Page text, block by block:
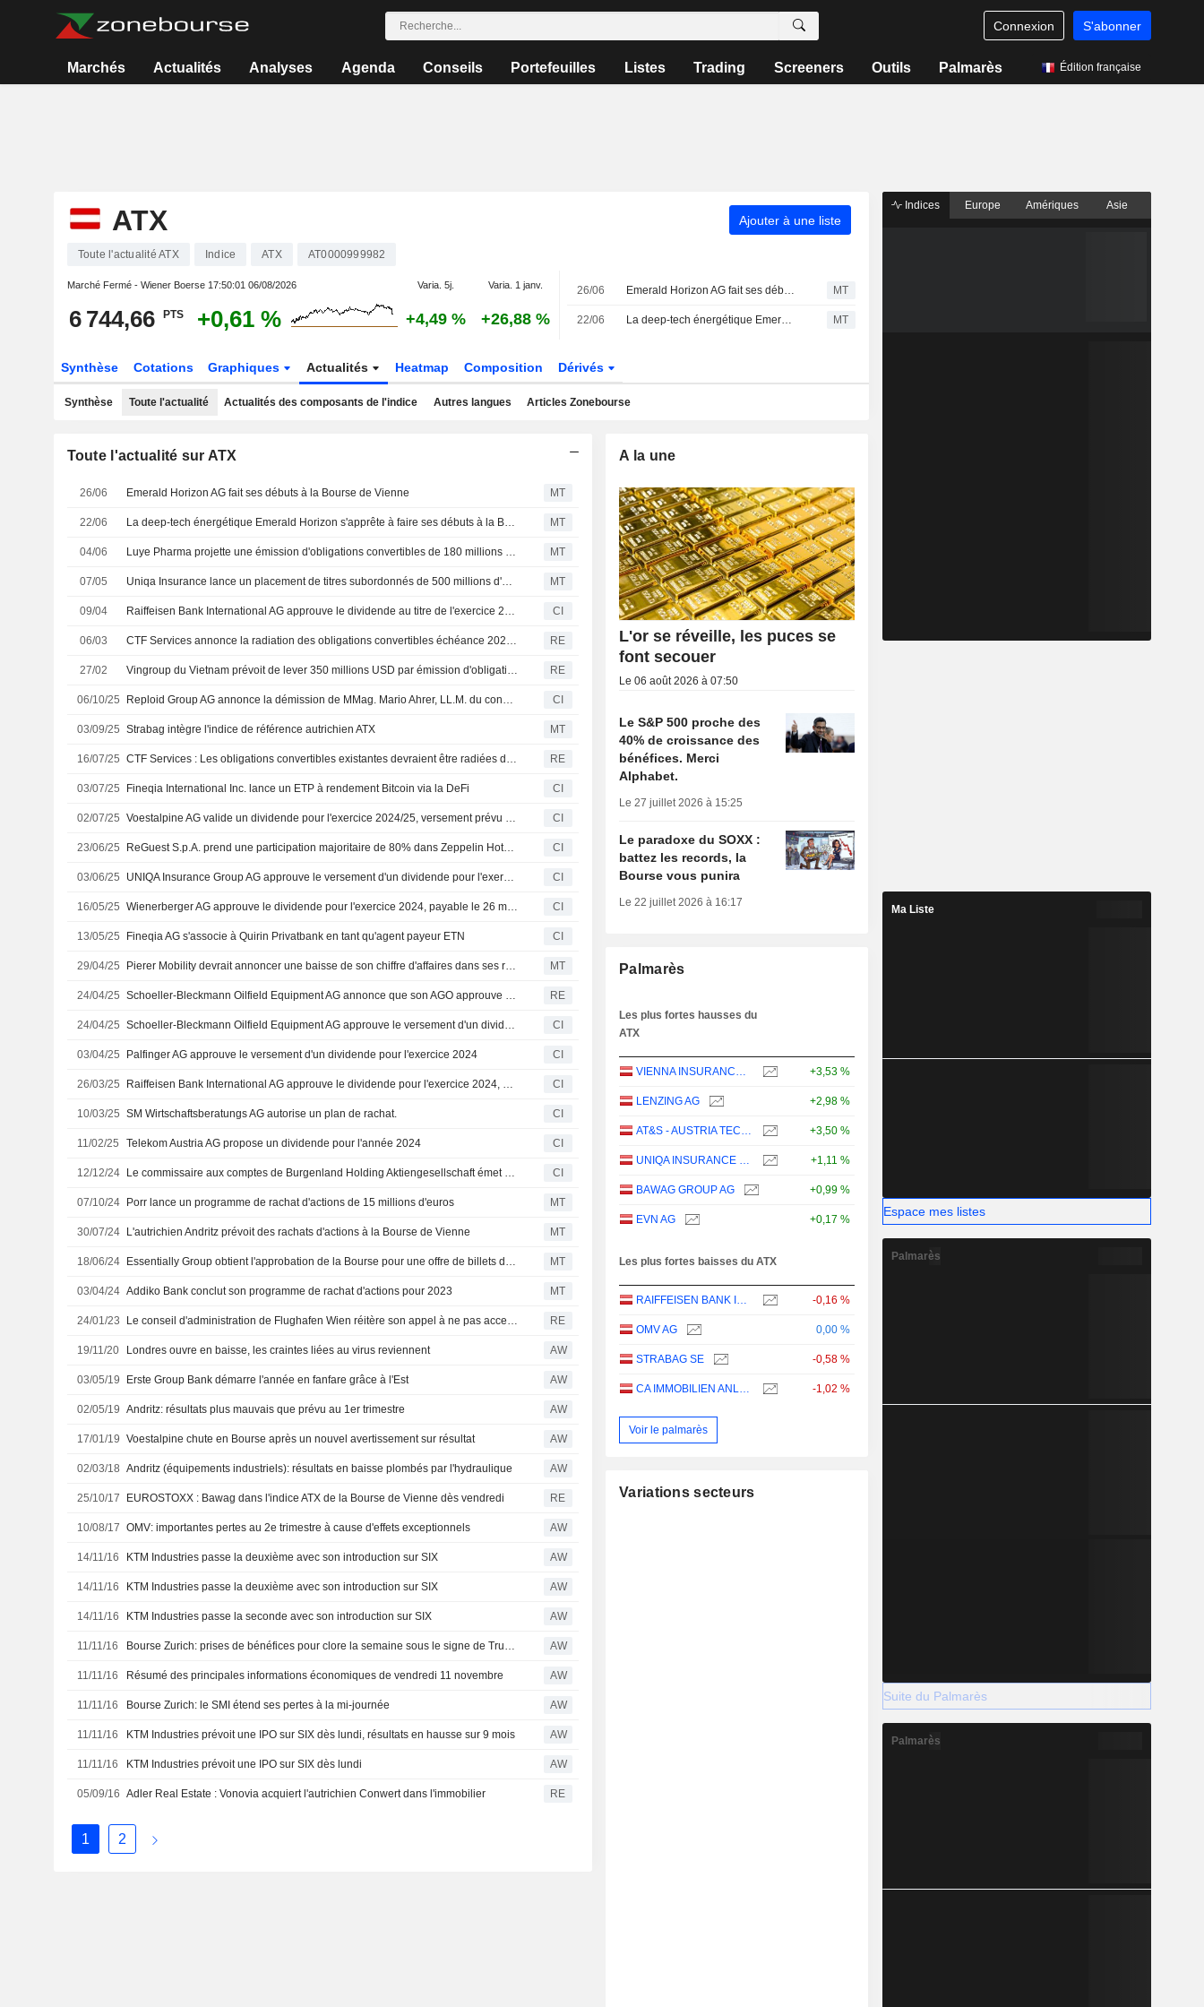
Connexion S'abonner
Marchés Actualités Analyses Agenda Conseils Portefeuilles Listes Trading Screeners Outils Palmarès Édition française
ATX Ajouter à une liste
Toute l'actualité ATX Indice ATX AT0000999982
Marché Fermé - Wiener Boerse 17:50:01 06/08/2026 Varia. 5j. Varia. 1 janv.
6 744,66 PTS +0,61 % +4,49 % +26,88 %
26/06 Emerald Horizon AG fait ses débuts à la Bourse de Vienne MT
22/06 La deep-tech énergétique Emerald Horizon s'apprête à faire ses débuts à la Bourse de Vienne MT
Synthèse Cotations Graphiques Actualités Heatmap Composition Dérivés
Synthèse Toute l'actualité Actualités des composants de l'indice Autres langues Articles Zonebourse
Toute l'actualité sur ATX
26/06 Emerald Horizon AG fait ses débuts à la Bourse de Vienne MT
22/06 La deep-tech énergétique Emerald Horizon s'apprête à faire ses débuts à la Bourse de Vienne MT
04/06 Luye Pharma projette une émission d'obligations convertibles de 180 millions de dollars et un rachat de titres MT
07/05 Uniqa Insurance lance un placement de titres subordonnés de 500 millions d'euros MT
09/04 Raiffeisen Bank International AG approuve le dividende au titre de l'exercice 2025, payable le 17 avril 2026 CI
06/03 CTF Services annonce la radiation des obligations convertibles échéance 2027 de la Bourse de Vienne le 10 mars RE
27/02 Vingroup du Vietnam prévoit de lever 350 millions USD par émission d'obligations à l'étranger RE
06/10/25 Reploid Group AG annonce la démission de MMag. Mario Ahrer, LL.M. du conseil de surveillance CI
03/09/25 Strabag intègre l'indice de référence autrichien ATX MT
16/07/25 CTF Services : Les obligations convertibles existantes devraient être radiées de la Bourse de Vienne RE
03/07/25 Fineqia International Inc. lance un ETP à rendement Bitcoin via la DeFi CI
02/07/25 Voestalpine AG valide un dividende pour l'exercice 2024/25, versement prévu le 15 juillet 2025 CI
23/06/25 ReGuest S.p.A. prend une participation majoritaire de 80% dans Zeppelin Hotel Tech SPA CI
03/06/25 UNIQA Insurance Group AG approuve le versement d'un dividende pour l'exercice 2024, payable le 16 juin 2025 CI
16/05/25 Wienerberger AG approuve le dividende pour l'exercice 2024, payable le 26 mai 2025 CI
13/05/25 Fineqia AG s'associe à Quirin Privatbank en tant qu'agent payeur ETN CI
29/04/25 Pierer Mobility devrait annoncer une baisse de son chiffre d'affaires dans ses résultats annuels 2024 publiés en retard MT
24/04/25 Schoeller-Bleckmann Oilfield Equipment AG annonce que son AGO approuve le changement de nom de la société en SBO AG RE
24/04/25 Schoeller-Bleckmann Oilfield Equipment AG approuve le versement d'un dividende pour l'exercice 2024, payable le 15 mai 2025 CI
03/04/25 Palfinger AG approuve le versement d'un dividende pour l'exercice 2024 CI
26/03/25 Raiffeisen Bank International AG approuve le dividende pour l'exercice 2024, payable le 2 avril 2025 CI
10/03/25 SM Wirtschaftsberatungs AG autorise un plan de rachat. CI
11/02/25 Telekom Austria AG propose un dividende pour l'année 2024 CI
12/12/24 Le commissaire aux comptes de Burgenland Holding Aktiengesellschaft émet des doutes sur la continuité de l'exploitation CI
07/10/24 Porr lance un programme de rachat d'actions de 15 millions d'euros MT
30/07/24 L'autrichien Andritz prévoit des rachats d'actions à la Bourse de Vienne MT
18/06/24 Essentially Group obtient l'approbation de la Bourse pour une offre de billets de 25 millions de dollars MT
03/04/24 Addiko Bank conclut son programme de rachat d'actions pour 2023 MT
24/01/23 Le conseil d'administration de Flughafen Wien réitère son appel à ne pas accepter l'offre de rachat d'IFM RE
19/11/20 Londres ouvre en baisse, les craintes liées au virus reviennent AW
03/05/19 Erste Group Bank démarre l'année en fanfare grâce à l'Est AW
02/05/19 Andritz: résultats plus mauvais que prévu au 1er trimestre AW
17/01/19 Voestalpine chute en Bourse après un nouvel avertissement sur résultat AW
02/03/18 Andritz (équipements industriels): résultats en baisse plombés par l'hydraulique AW
25/10/17 EUROSTOXX : Bawag dans l'indice ATX de la Bourse de Vienne dès vendredi RE
10/08/17 OMV: importantes pertes au 2e trimestre à cause d'effets exceptionnels AW
14/11/16 KTM Industries passe la deuxième avec son introduction sur SIX AW
14/11/16 KTM Industries passe la deuxième avec son introduction sur SIX AW
14/11/16 KTM Industries passe la seconde avec son introduction sur SIX AW
11/11/16 Bourse Zurich: prises de bénéfices pour clore la semaine sous le signe de Trump AW
11/11/16 Résumé des principales informations économiques de vendredi 11 novembre AW
11/11/16 Bourse Zurich: le SMI étend ses pertes à la mi-journée AW
11/11/16 KTM Industries prévoit une IPO sur SIX dès lundi, résultats en hausse sur 9 mois AW
11/11/16 KTM Industries prévoit une IPO sur SIX dès lundi AW
05/09/16 Adler Real Estate : Vonovia acquiert l'autrichien Conwert dans l'immobilier RE
1 2
A la une
L'or se réveille, les puces se
font secouer
Le 06 août 2026 à 07:50
Le S&P 500 proche des
40% de croissance des
bénéfices. Merci
Alphabet.
Le 27 juillet 2026 à 15:25
Le paradoxe du SOXX :
battez les records, la
Bourse vous punira
Le 22 juillet 2026 à 16:17
Palmarès
Les plus fortes hausses du
ATX
VIENNA INSURANCE GROUP AG +3,53 %
LENZING AG +2,98 %
AT&S - AUSTRIA TECHNOLOGIE & SYSTEMTECHNIK AKTIENGESELLSCHAFT +3,50 %
UNIQA INSURANCE GROUP AG +1,11 %
BAWAG GROUP AG +0,99 %
EVN AG +0,17 %
Les plus fortes baisses du ATX
RAIFFEISEN BANK INTERNATIONAL AG -0,16 %
OMV AG 0,00 %
STRABAG SE -0,58 %
CA IMMOBILIEN ANLAGEN AG -1,02 %
Voir le palmarès
Variations secteurs
Indices Europe Amériques Asie
Ma Liste
Espace mes listes
Palmarès
Suite du Palmarès
Palmarès